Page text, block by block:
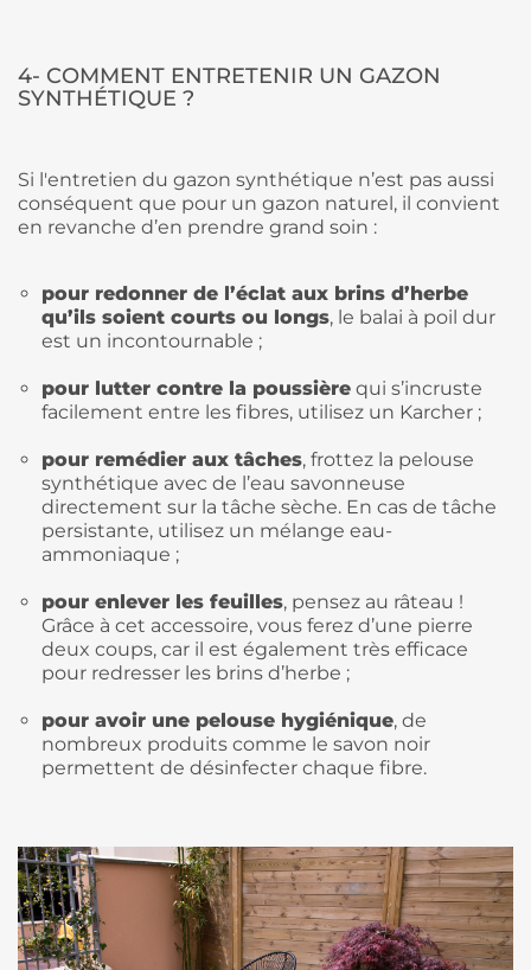
4- COMMENT ENTRETENIR UN GAZON
SYNTHÉTIQUE ?
Si l'entretien du gazon synthétique n’est pas aussi
conséquent que pour un gazon naturel, il convient
en revanche d’en prendre grand soin :
pour redonner de l’éclat aux brins d’herbe
qu’ils soient courts ou longs, le balai à poil dur
est un incontournable ;
pour lutter contre la poussière qui s’incruste
facilement entre les fibres, utilisez un Karcher ;
pour remédier aux tâches, frottez la pelouse
synthétique avec de l’eau savonneuse
directement sur la tâche sèche. En cas de tâche
persistante, utilisez un mélange eau-
ammoniaque ;
pour enlever les feuilles, pensez au râteau !
Grâce à cet accessoire, vous ferez d’une pierre
deux coups, car il est également très efficace
pour redresser les brins d’herbe ;
pour avoir une pelouse hygiénique, de
nombreux produits comme le savon noir
permettent de désinfecter chaque fibre.